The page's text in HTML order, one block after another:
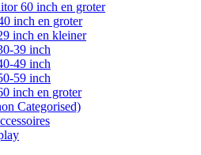
60 inch en groter
inch en groter
inch en kleiner
39 inch
49 inch
59 inch
inch en groter
Categorised)